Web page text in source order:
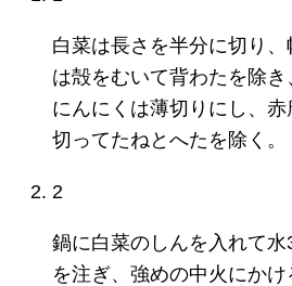
白菜は長さを半分に切り
は殻をむいて背わたを除き
にんにくは薄切りにし、
切ってたねとへたを除く。
2
鍋に白菜のしんを入れて水
を注ぎ、強めの中火にか